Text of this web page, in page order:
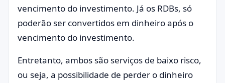
vencimento do investimento. Já os RDBs, só
poderão ser convertidos em dinheiro após o
vencimento do investimento.
Entretanto, ambos são serviços de baixo risco,
ou seja, a possibilidade de perder o dinheiro